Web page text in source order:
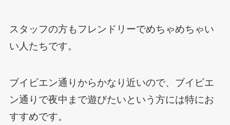
スタッフの方もフレンドリーでめちゃめちゃい
い人たちです。
ブイビエン通りからかなり近いので、ブイビエ
ン通りで夜中まで遊びたいという方には特にお
すすめです。